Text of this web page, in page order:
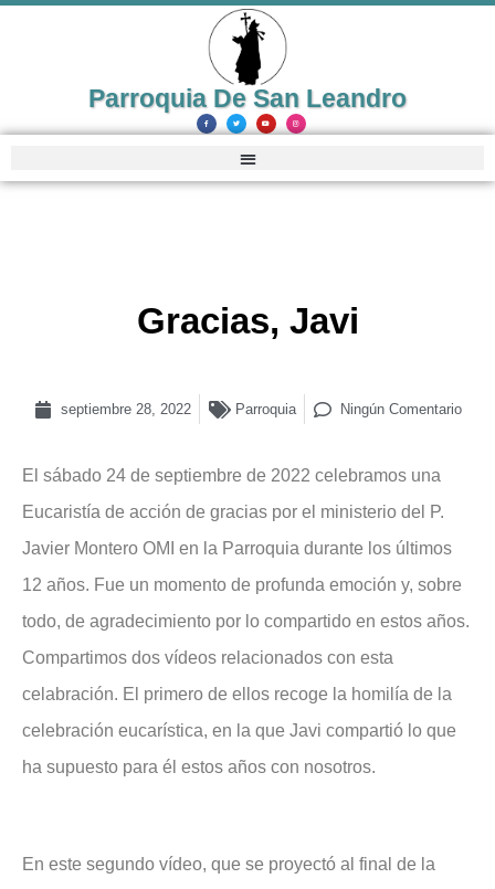
Parroquia De San Leandro
Gracias, Javi
septiembre 28, 2022 Parroquia Ningún Comentario
El sábado 24 de septiembre de 2022 celebramos una
Eucaristía de acción de gracias por el ministerio del P.
Javier Montero OMI en la Parroquia durante los últimos
12 años. Fue un momento de profunda emoción y, sobre
todo, de agradecimiento por lo compartido en estos años.
Compartimos dos vídeos relacionados con esta
celabración. El primero de ellos recoge la homilía de la
celebración eucarística, en la que Javi compartió lo que
ha supuesto para él estos años con nosotros.
En este segundo vídeo, que se proyectó al final de la